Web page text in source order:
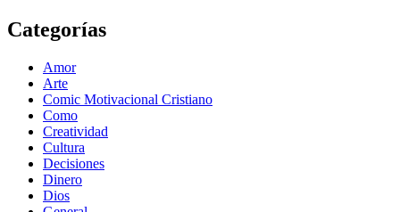
Categorías
Amor
Arte
Comic Motivacional Cristiano
Como
Creatividad
Cultura
Decisiones
Dinero
Dios